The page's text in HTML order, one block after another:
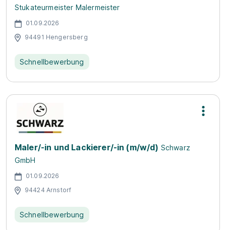
Stukateurmeister Malermeister
01.09.2026
94491 Hengersberg
Schnellbewerbung
Maler/-in und Lackierer/-in (m/w/d) Schwarz
GmbH
01.09.2026
94424 Arnstorf
Schnellbewerbung